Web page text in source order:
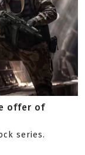
offer of
series.